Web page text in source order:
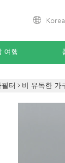
여행
터 비 유독한 가